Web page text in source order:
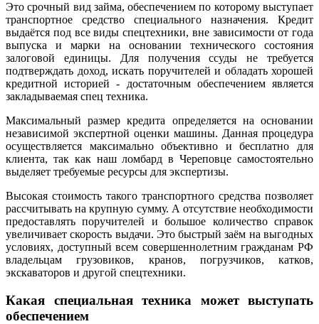
Это срочный вид займа, обеспечением по которому выступает
транспортное средство специального назначения. Кредит
выдаётся под все виды спецтехники, вне зависимости от года
выпуска и марки на основании технического состояния
залоговой единицы. Для получения ссуды не требуется
подтверждать доход, искать поручителей и обладать хорошей
кредитной историей - достаточным обеспечением является
закладываемая спец техника.
Максимальный размер кредита определяется на основании
независимой экспертной оценки машины. Данная процедура
осуществляется максимально объективно и бесплатно для
клиента, так как наш ломбард в Череповце самостоятельно
выделяет требуемые ресурсы для экспертизы.
Высокая стоимость такого транспортного средства позволяет
рассчитывать на крупную сумму. А отсутствие необходимости
предоставлять поручителей и большое количество справок
увеличивает скорость выдачи. Это быстрый заём на выгодных
условиях, доступный всем совершеннолетним гражданам РФ
владельцам грузовиков, кранов, погрузчиков, катков,
экскаваторов и другой спецтехники.
Какая специальная техника может выступать
обеспечением